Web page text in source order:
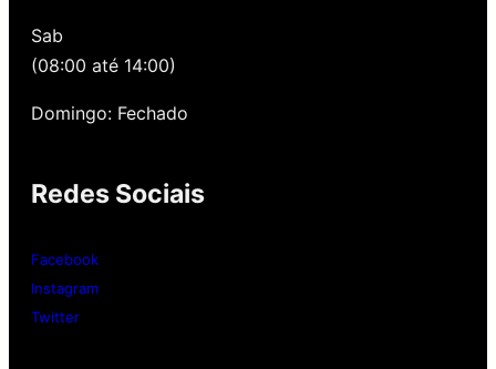
oferecemos revisão, balanceamento e
nossa loja possui grande parceria com a
Então, entre em contato onde desejar:
Sab
(08:00 até 14:00)
Domingo: Fechado
Redes Sociais
Facebook
Instagram
Twitter